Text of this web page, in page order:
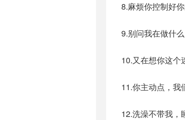
8.麻烦你控制好
9.别问我在做什
10.又在想你这个
11.你主动点，我
12.洗澡不带我，